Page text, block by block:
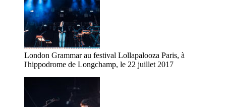
London Grammar au festival Lollapalooza Paris, à
l'hippodrome de Longchamp, le 22 juillet 2017